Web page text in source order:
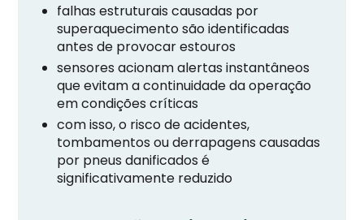
falhas estruturais causadas por
superaquecimento são identificadas
antes de provocar estouros
sensores acionam alertas instantâneos
que evitam a continuidade da operação
em condições críticas
com isso, o risco de acidentes,
tombamentos ou derrapagens causadas
por pneus danificados é
significativamente reduzido